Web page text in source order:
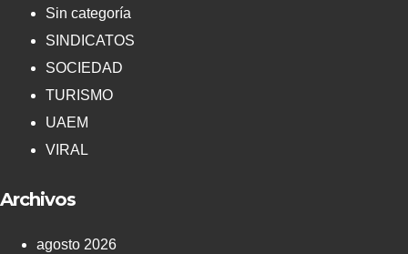
Sin categoría
SINDICATOS
SOCIEDAD
TURISMO
UAEM
VIRAL
Archivos
agosto 2026